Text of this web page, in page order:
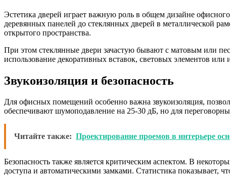
Эстетика дверей играет важную роль в общем дизайне
деревянных панелей до стеклянных дверей в металлической
открытого пространства.
При этом стеклянные двери зачастую бывают с матовым или
использование декоративных вставок, световых элементов
Звукоизоляция и безопасность
Для офисных помещений особенно важна звукоизоляция,
обеспечивают шумоподавление на 25-30 дБ, но для
Читайте также: Проектирование проемов в интерьере
Безопасность также является критическим аспектом. В
доступа и автоматическими замками. Статистика